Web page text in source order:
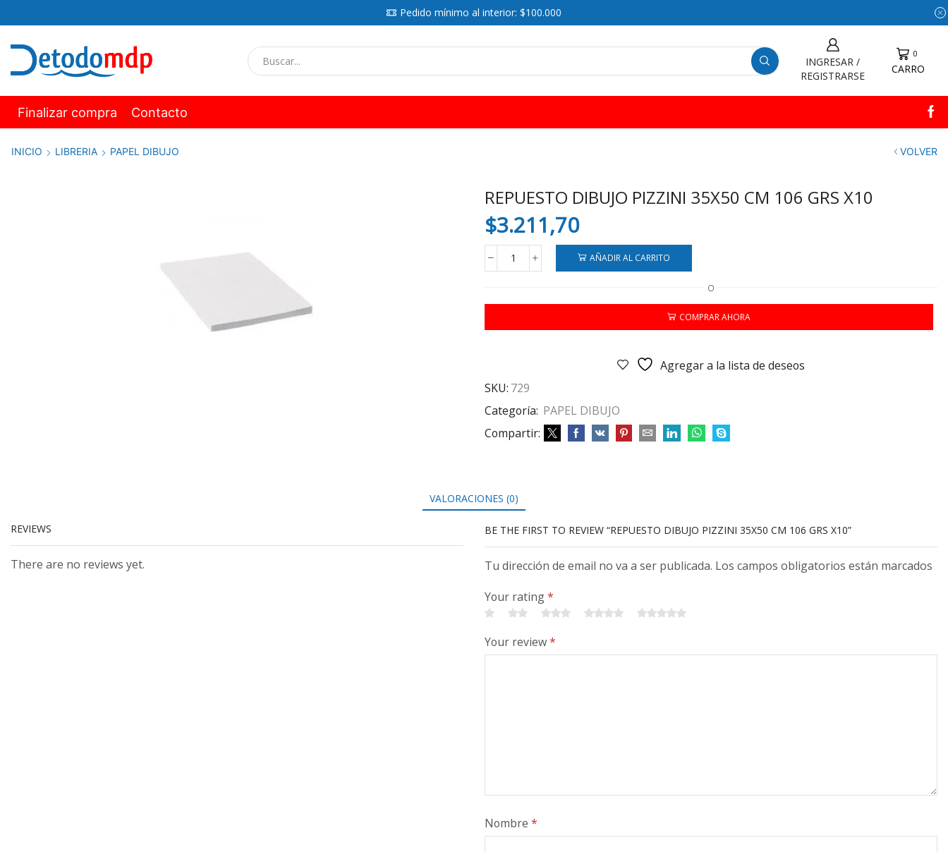
Pedido mínimo al interior: $100.000
INGRESAR /
REGISTRARSE
0
CARRO
Finalizar compra Contacto
INICIO LIBRERIA PAPEL DIBUJO VOLVER
REPUESTO DIBUJO PIZZINI 35X50 CM 106 GRS X10
$3.211,70
REPUESTO
35X50
106
AÑADIR AL CARRITO
O
COMPRAR AHORA
Agregar a la lista de deseos
SKU: 729
Categoría: PAPEL DIBUJO
Compartir:
VALORACIONES (0)
REVIEWS
There are no reviews yet.
BE THE FIRST TO REVIEW “REPUESTO DIBUJO PIZZINI 35X50 CM 106 GRS X10”
Tu dirección de email no va a ser publicada. Los campos obligatorios están marcados
Your rating*
Your review*
Nombre *